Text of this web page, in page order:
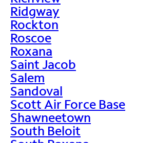
Ridgway
Rockton
Roscoe
Roxana
Saint Jacob
Salem
Sandoval
Scott Air Force Base
Shawneetown
South Beloit